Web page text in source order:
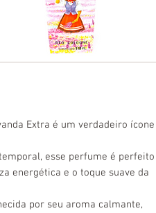
Extra é um verdadeiro ícone
esse perfume é perfeito
energética e o toque suave da
por seu aroma calmante,